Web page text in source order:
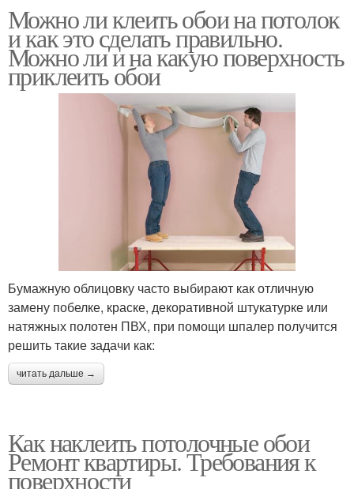
Можно ли клеить обои на потолок
и как это сделать правильно.
Можно ли и на какую поверхность
приклеить обои
Бумажную облицовку часто выбирают как отличную
замену побелке, краске, декоративной штукатурке или
натяжных полотен ПВХ, при помощи шпалер получится
решить такие задачи как:
читать дальше →
Как наклеить потолочные обои
Ремонт квартиры. Требования к
поверхности